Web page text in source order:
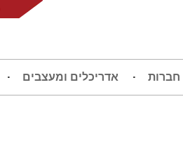
חברות אדריכלים ומעצבים